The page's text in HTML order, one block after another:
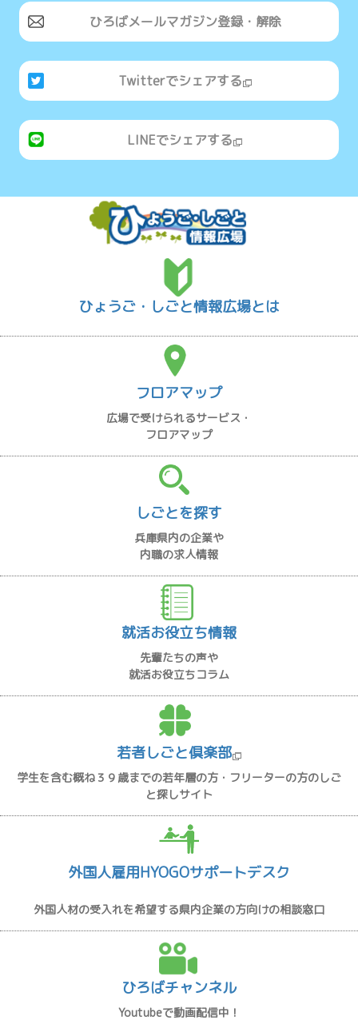
ひろばメールマガジン登録・解除
Twitterでシェアする
LINEでシェアする
ひょうご・しごと情報広場とは
フロアマップ
広場で受けられるサービス・
フロアマップ
しごとを探す
兵庫県内の企業や
内職の求人情報
就活お役立ち情報
先輩たちの声や
就活お役立ちコラム
若者しごと倶楽部
学生を含む概ね３９歳までの若年層の方・フリーターの方のしご
と探しサイト
外国人雇用HYOGOサポートデスク
外国人材の受入れを希望する県内企業の方向けの相談窓口
ひろばチャンネル
Youtubeで動画配信中！